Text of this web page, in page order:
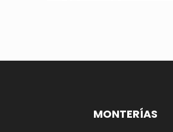
MONTERÍAS